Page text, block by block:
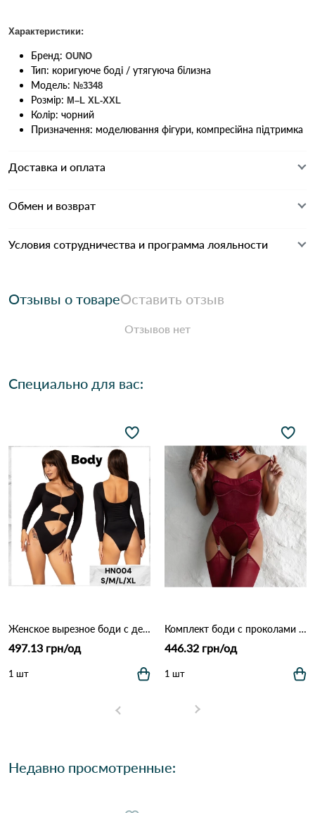
Характеристики:
Бренд: OUNO
Тип: коригуюче боді / утягуюча білизна
Модель: №3348
Розмір: M–L XL-XXL
Колір: чорний
Призначення: моделювання фігури, компресійна підтримка
Доставка и оплата
Обмен и возврат
Условия сотрудничества и программа лояльности
Отзывы о товареОставить отзыв
Отзывов нет
Специально для вас:
Женское вырезное боди с декоративными элементами Hons HN 004.
497.13 грн/од
1 шт
Комплект боди с проколами 1231 Бордовый
446.32 грн/од
1 шт
Недавно просмотренные: